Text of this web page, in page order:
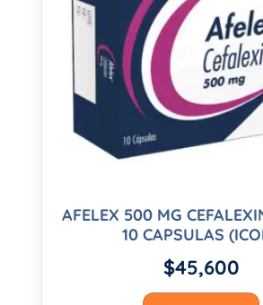
AFELEX 500 MG
10 CAPSULAS
$45,600